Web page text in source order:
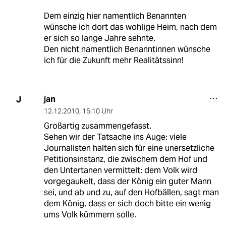
Dem einzig hier namentlich Benannten
wünsche ich dort das wohlige Heim, nach dem
er sich so lange Jahre sehnte.
Den nicht namentlich Benanntinnen wünsche
ich für die Zukunft mehr Realitätssinn!
J jan
12.12.2010, 15:10 Uhr
Großartig zusammengefasst.
Sehen wir der Tatsache ins Auge: viele
Journalisten halten sich für eine unersetzliche
Petitionsinstanz, die zwischem dem Hof und
den Untertanen vermittelt: dem Volk wird
vorgegaukelt, dass der König ein guter Mann
sei, und ab und zu, auf den Hofbällen, sagt man
dem König, dass er sich doch bitte ein wenig
ums Volk kümmern solle.